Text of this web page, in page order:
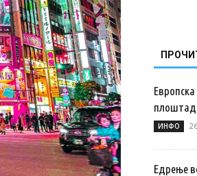
плоштад
ИНФО
Едрење